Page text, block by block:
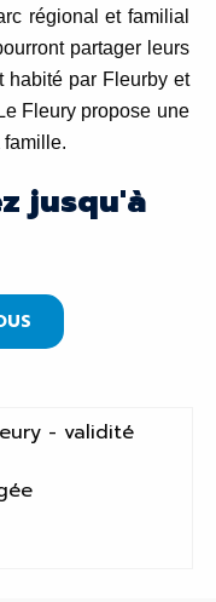
régional et familial
partager leurs
habité par Fleurby et
Fleury propose une
famille.
jusqu'à
- validité